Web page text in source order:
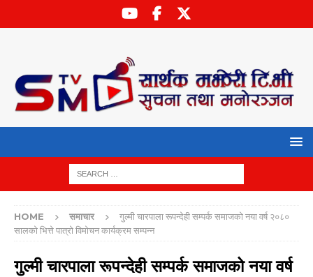
HOME समाचार
गुल्मी चारपाला रूपन्देही सम्पर्क समाजको नया वर्ष २०८०
सालको भित्ते पात्रो विमोचन कार्यक्रम सम्पन्न
गुल्मी चारपाला रूपन्देही सम्पर्क समाजको नया वर्ष